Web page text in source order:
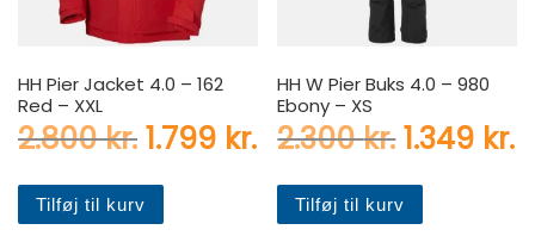
HH Pier Jacket 4.0 – 162
Red – XXL
2.800kr. Den oprindelige pris var:
1.799 kr.Den aktuelle pris
Tilføj til kurv
HH W Pier Buks 4.0 – 980
Ebony – XS
2.300kr.Den
1.349 kr.
Tilføj til kurv